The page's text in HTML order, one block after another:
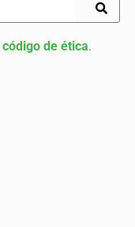
código de ética.